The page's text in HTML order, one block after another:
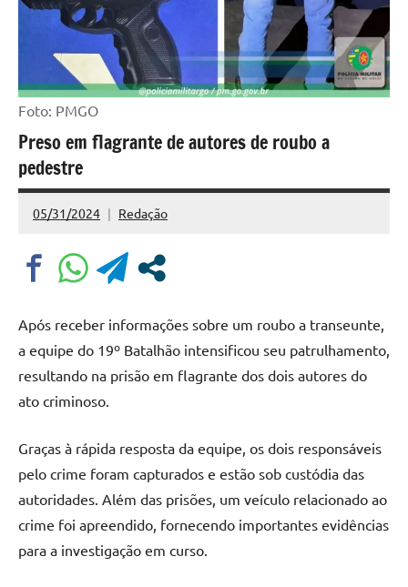
Foto: PMGO
Preso em flagrante de autores de roubo a
pedestre
05/31/2024 Redação
Nenhum
Após receber informações sobre um roubo a transeunte,
a equipe do 19º Batalhão intensificou seu patrulhamento,
resultando na prisão em flagrante dos dois autores do
ato criminoso.
Graças à rápida resposta da equipe, os dois responsáveis
pelo crime foram capturados e estão sob custódia das
autoridades. Além das prisões, um veículo relacionado ao
crime foi apreendido, fornecendo importantes evidências
para a investigação em curso.